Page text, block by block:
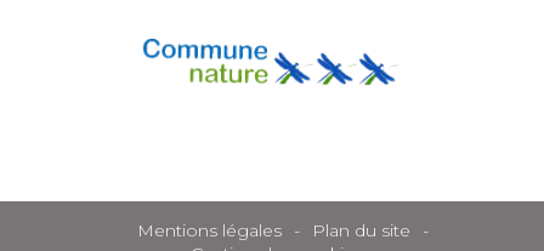
Mentions légales
Plan du site